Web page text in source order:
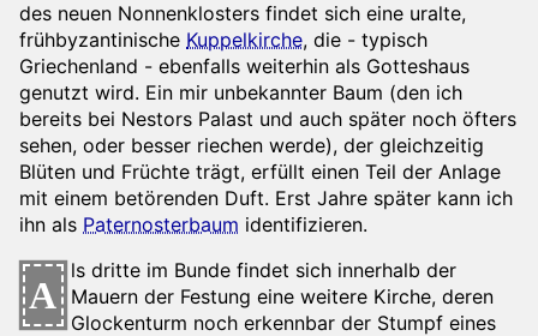
des neuen Nonnenklosters findet sich eine uralte,
frühbyzantinische Kuppelkirche, die - typisch
Griechenland - ebenfalls weiterhin als Gotteshaus
genutzt wird. Ein mir unbekannter Baum (den ich
bereits bei Nestors Palast und auch später noch öfters
sehen, oder besser riechen werde), der gleichzeitig
Blüten und Früchte trägt, erfüllt einen Teil der Anlage
mit einem betörenden Duft. Erst Jahre später kann ich
ihn als Paternosterbaum identifizieren.
A
ls dritte im Bunde findet sich innerhalb der
Mauern der Festung eine weitere Kirche, deren
Glockenturm noch erkennbar der Stumpf eines